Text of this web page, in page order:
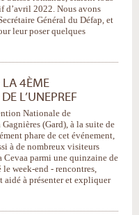
d’avril 2022. Nous avons
Général du Défap, et
leur poser quelques
LA 4ÈME
L’UNEPREF
Nationale de
(Gard), à la suite de
phare de cet événement,
à de nombreux visiteurs
parmi une quinzaine de
week-end - rencontres,
à présenter et expliquer